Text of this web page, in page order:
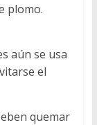
plomo.
aún se usa
el
quemar